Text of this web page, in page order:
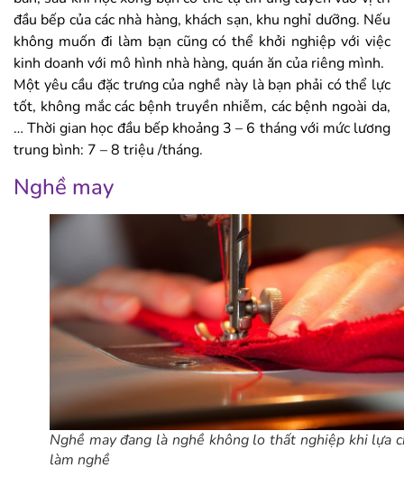
đầu bếp của các nhà hàng, khách sạn, khu nghỉ dưỡng. Nếu
không muốn đi làm bạn cũng có thể khởi nghiệp với việc
kinh doanh với mô hình nhà hàng, quán ăn của riêng mình.
Một yêu cầu đặc trưng của nghề này là bạn phải có thể lực
tốt, không mắc các bệnh truyền nhiễm, các bệnh ngoài da,
… Thời gian học đầu bếp khoảng 3 – 6 tháng với mức lương
trung bình: 7 – 8 triệu /tháng.
Nghề may
Nghề may đang là nghề không lo thất nghiệp khi lựa
làm nghề